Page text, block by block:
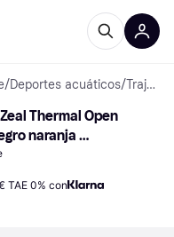
/Deportes acuáticos/ Trajes de neopreno
Thermal Open
naranja
TAE 0% con